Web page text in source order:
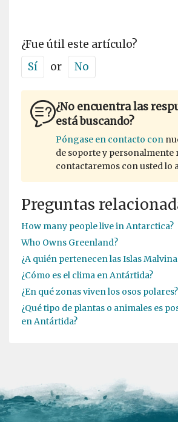
¿Fue útil este artículo?
Sí
or No
¿No encuentra las
está buscando?
Póngase en contacto con
de soporte y personalmente
contactaremos con usted lo
Preguntas
How many people live in Antarctica?
Who Owns Greenland?
¿A quién pertenecen las Islas
¿Cómo es el clima en Antártida?
¿En qué zonas viven los osos polares?
¿Qué tipo de plantas o animales es
en Antártida?